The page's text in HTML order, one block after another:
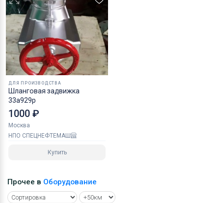
ДЛЯ ПРОИЗВОДСТВА
Шланговая задвижка
33а929р
1000 ₽
Москва
НПО СПЕЦНЕФТЕМАШ
Купить
Прочее в Оборудование